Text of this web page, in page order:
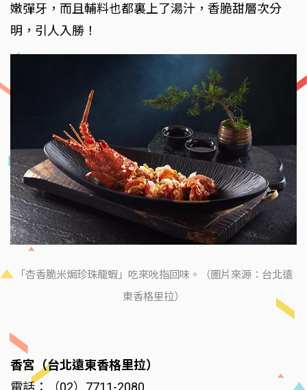
嫩彈牙，而且輔料也都裏上了湯汁，香脆甜層次分
明，引人入勝！
「杏香脆米焗珍珠龍蝦」吃來吮指回味。（圖片來源：台北遠
東香格里拉）
香宮（台北遠東香格里拉）
電話：（02）7711-2080